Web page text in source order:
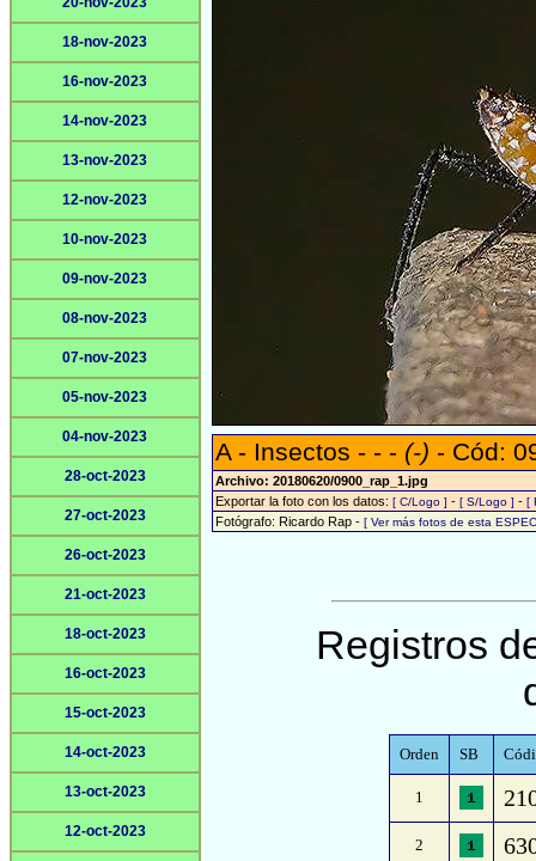
18-nov-2023
16-nov-2023
14-nov-2023
13-nov-2023
12-nov-2023
10-nov-2023
09-nov-2023
08-nov-2023
07-nov-2023
05-nov-2023
04-nov-2023
28-oct-2023
27-oct-2023
26-oct-2023
21-oct-2023
18-oct-2023
16-oct-2023
15-oct-2023
14-oct-2023
13-oct-2023
12-oct-2023
A - Insectos - - - (-) - Cód:
Archivo: 20180620/0900_rap_1.jpg
Exportar la foto con los datos: [ C/Logo ] - [ S/Logo ] - [
Fotógrafo: Ricardo Rap - [ Ver más fotos de esta
Registros
Orden SB
1
2